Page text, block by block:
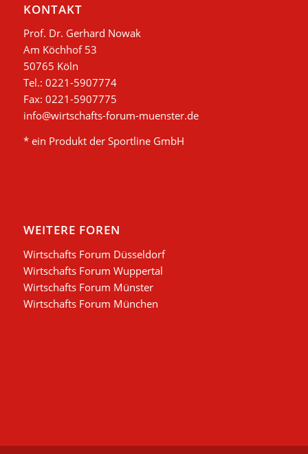
KONTAKT
Prof. Dr. Gerhard Nowak
Am Köchhof 53
50765 Köln
Tel.: 0221-5907774
Fax: 0221-5907775
info@wirtschafts-forum-muenster.de
* ein Produkt der Sportline GmbH
WEITERE FOREN
Wirtschafts Forum Düsseldorf
Wirtschafts Forum Wuppertal
Wirtschafts Forum Münster
Wirtschafts Forum München